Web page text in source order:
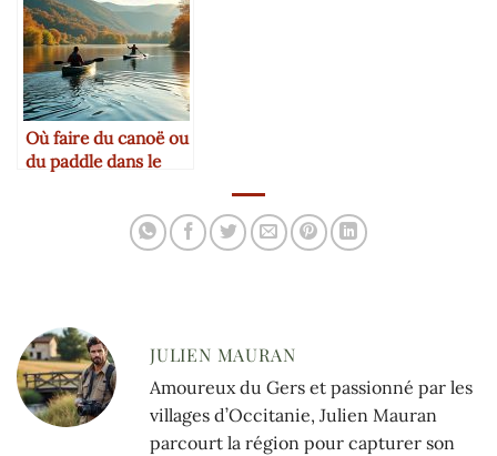
Où faire du canoë ou
du paddle dans le
JULIEN MAURAN
Amoureux du Gers et passionné par les
villages d’Occitanie, Julien Mauran
parcourt la région pour capturer son